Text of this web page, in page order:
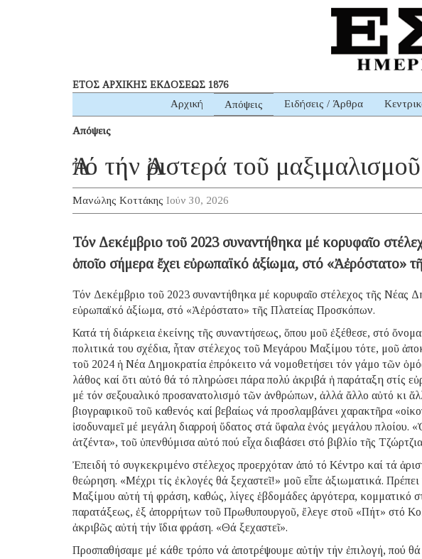
ΕΤΟΣ ΑΡΧΙΚΗΣ ΕΚΔΟΣΕΩΣ 1876
Αρχική Απόψεις Ειδήσεις / Άρθρα
Απόψεις
Ἀπό τήν Ἀριστερά τοῦ
Μανώλης Κοττάκης Ιούν 30, 2026
Τόν Δεκέμβριο τοῦ 2023 συναντήθηκα μέ κορυφαῖο
ὁποῖο σήμερα ἔχει εὐρωπαϊκό ἀξίωμα, στό «Ἀἐρόστατο»
Τόν Δεκέμβριο τοῦ 2023 συναντήθηκα μέ κορυφαῖο στέλεχος τῆς Νέας
εὐρωπαϊκό ἀξίωμα, στό «Ἀἐρόστατο» τῆς Πλατείας Προσκόπων.
Κατά τή διάρκεια ἐκείνης τῆς συναντήσεως, ὅπου μοῦ ἐξέθεσε, στό
πολιτικά του σχέδια, ἦταν στέλεχος τοῦ Μεγάρου Μαξίμου τότε, μοῦ
τοῦ 2024 ἡ Νέα Δημοκρατία ἐπρόκειτο νά νομοθετήσει τόν γάμο τῶν
λάθος καί ὅτι αὐτό θά τό πληρώσει πάρα πολύ ἀκριβά ἡ παράταξη στίς
μέ τόν σεξουαλικό προσανατολισμό τῶν ἀνθρώπων, ἀλλά ἄλλο αὐτό κι
βιογραφικοῦ τοῦ καθενός καί βεβαίως νά προσλαμβάνει χαρακτῆρα
ἰσοδυναμεῖ μέ μεγάλη διαρροή ὕδατος στά ὕφαλα ἑνός μεγάλου πλοίου.
ἀτζέντα», τοῦ ὑπενθύμισα αὐτό πού εἶχα διαβάσει στό βιβλίο τῆς
Ἐπειδή τό συγκεκριμένο στέλεχος προερχόταν ἀπό τό Κέντρο καί τά
θεώρηση. «Μέχρι τίς ἐκλογές θά ξεχαστεῖ!» μοῦ εἶπε ἀξιωματικά.
Μαξίμου αὐτή τή φράση, καθώς, λίγες ἑβδομάδες ἀργότερα, κομματικό
παρατάξεως, ἐξ ἀπορρήτων τοῦ Πρωθυπουργοῦ, ἔλεγε στοῦ «Πήτ» στό
ἀκριβῶς αὐτή τήν ἴδια φράση. «Θά ξεχαστεῖ».
Προσπαθήσαμε μέ κάθε τρόπο νά ἀποτρέψουμε αὐτήν τήν ἐπιλογή, πού